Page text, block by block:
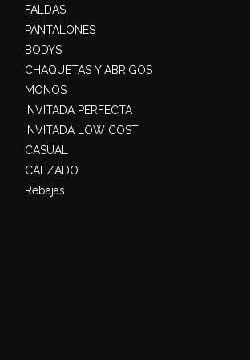
FALDAS
PANTALONES
BODYS
CHAQUETAS Y ABRIGOS
MONOS
INVITADA PERFECTA
INVITADA LOW COST
CASUAL
CALZADO
Rebajas